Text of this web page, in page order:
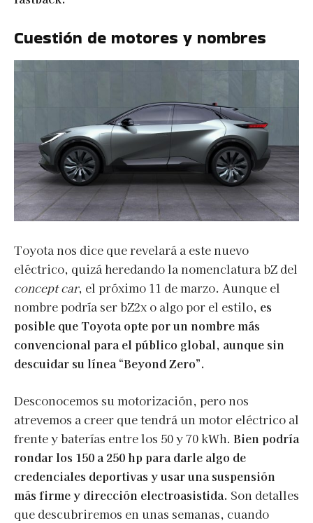
Cuestión de motores y nombres
Toyota nos dice que revelará a este nuevo
eléctrico, quizá heredando la nomenclatura bZ del
concept car, el próximo 11 de marzo. Aunque el
nombre podría ser bZ2x o algo por el estilo, es
posible que Toyota opte por un nombre más
convencional para el público global, aunque sin
descuidar su línea “Beyond Zero”.
Desconocemos su motorización, pero nos
atrevemos a creer que tendrá un motor eléctrico al
frente y baterías entre los 50 y 70 kWh. Bien podría
rondar los 150 a 250 hp para darle algo de
credenciales deportivas y usar una suspensión
más firme y dirección electroasistida. Son detalles
que descubriremos en unas semanas, cuando